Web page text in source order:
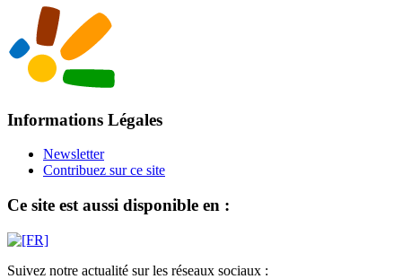
Informations Légales
Newsletter
Contribuez sur ce site
Ce site est aussi disponible en :
Suivez notre actualité sur les réseaux sociaux :